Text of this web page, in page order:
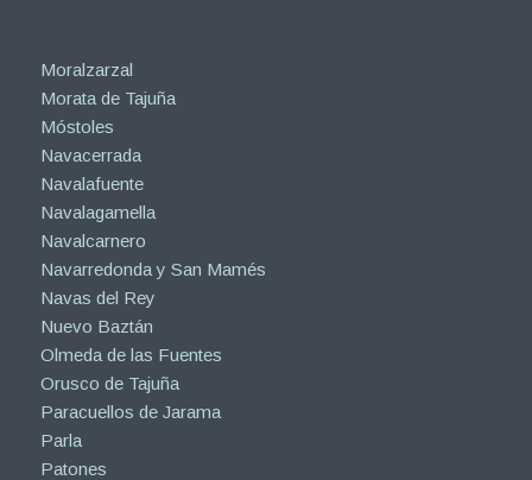
Moralzarzal
Morata de Tajuña
Móstoles
Navacerrada
Navalafuente
Navalagamella
Navalcarnero
Navarredonda y San Mamés
Navas del Rey
Nuevo Baztán
Olmeda de las Fuentes
Orusco de Tajuña
Paracuellos de Jarama
Parla
Patones